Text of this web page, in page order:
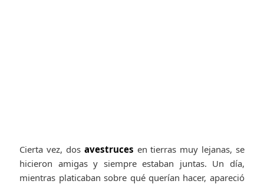
Cierta vez, dos avestruces en tierras muy lejanas, se
hicieron amigas y siempre estaban juntas. Un día,
mientras platicaban sobre qué querían hacer, apareció